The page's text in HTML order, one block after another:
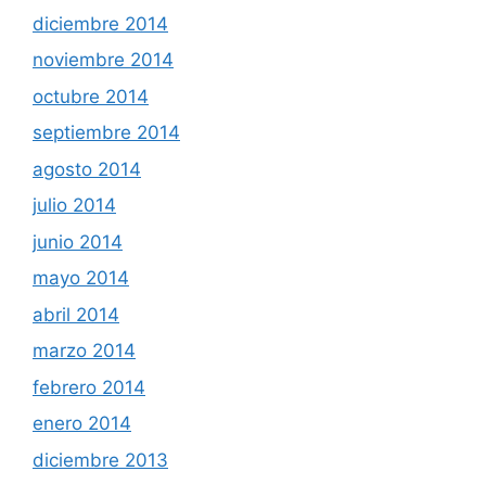
diciembre 2014
noviembre 2014
octubre 2014
septiembre 2014
agosto 2014
julio 2014
junio 2014
mayo 2014
abril 2014
marzo 2014
febrero 2014
enero 2014
diciembre 2013